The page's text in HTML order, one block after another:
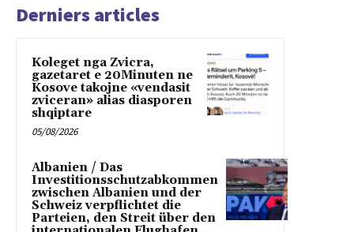
Derniers articles
Koleget nga Zvicra,
gazetaret e 20Minuten ne
Kosove takojne «vendasit
zviceran» alias diasporen
shqiptare
05/08/2026
Albanien / Das
Investitionsschutzabkommen
zwischen Albanien und der
Schweiz verpflichtet die
Parteien, den Streit über den